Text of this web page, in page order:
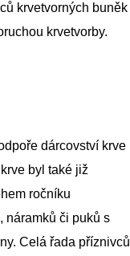
krvetvorných buněk
krvetvorby.
dárcovství krve
byl také již
ročníku
náramků či puků s
Celá řada příznivců